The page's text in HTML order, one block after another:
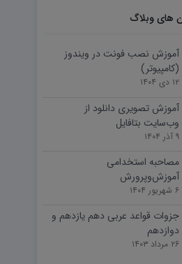
های وبلاگ
آموزش نصب فونت در ویندوز
(کامپیوتر)
۱۲ دی ۱۴۰۴
آموزش تصویری دانلود از
وب‌سایت بتافایل
۹ آذر ۱۴۰۴
مصاحبه استخدامی
آموزش‌وپرورش
۶ شهریور ۱۴۰۴
جزوات قواعد عربی دهم یازدهم و
دوازدهم
۲۶ مرداد ۱۴۰۳